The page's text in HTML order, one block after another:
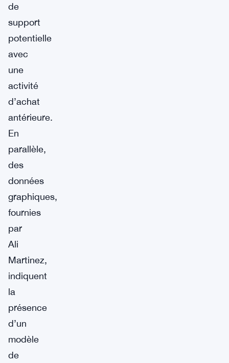
de
support
potentielle
avec
une
activité
d’achat
antérieure.
En
parallèle,
des
données
graphiques,
fournies
par
Ali
Martinez,
indiquent
la
présence
d’un
modèle
de